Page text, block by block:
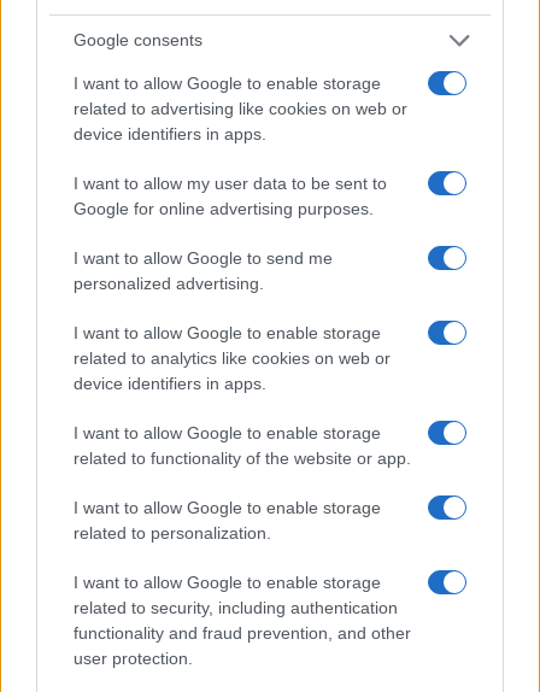
Google consents
I want to allow Google to enable storage
related to advertising like cookies on web or
device identifiers in apps.
I want to allow my user data to be sent to
Google for online advertising purposes.
I want to allow Google to send me
personalized advertising.
I want to allow Google to enable storage
related to analytics like cookies on web or
device identifiers in apps.
I want to allow Google to enable storage
related to functionality of the website or app.
I want to allow Google to enable storage
related to personalization.
I want to allow Google to enable storage
related to security, including authentication
functionality and fraud prevention, and other
user protection.